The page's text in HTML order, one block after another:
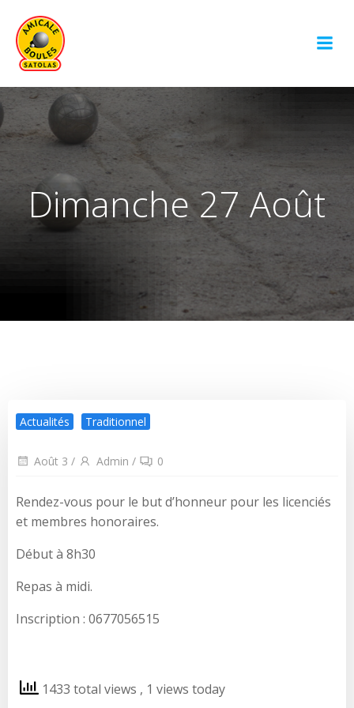
Dimanche 27 Août
Actualités Traditionnel
Août 3 / Admin / 0
Rendez-vous pour le but d’honneur pour les licenciés
et membres honoraires.
Début à 8h30
Repas à midi.
Inscription : 0677056515
1433 total views , 1 views today